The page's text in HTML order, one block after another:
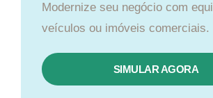
Modernize seu negócio com
veículos ou imóveis comerciais.
SIMULAR AGORA